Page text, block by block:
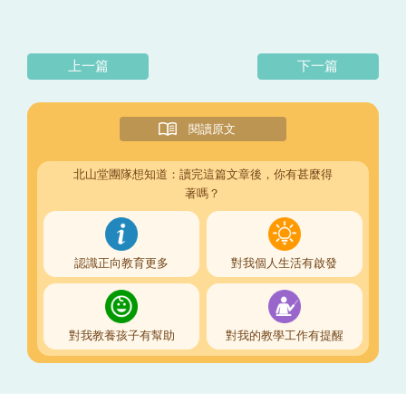
上一篇 下一篇
閱讀原文
北山堂團隊想知道：讀完這篇文章後，你有甚麼得
著嗎？
認識正向教育更多 對我個人生活有啟發
對我教養孩子有幫助 對我的教學工作有提醒